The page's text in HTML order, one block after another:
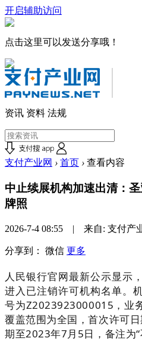
开启辅助访问
点击这里可以发送分享哦！
资讯 资料 法规
支付产业网 › 首页 › 查看内容
中止续展机构加速出清：
牌照
2026-7-4 08:55 | 来自: 支付产
分享到： 微信 更多
人民银行官网最新公示显示
进入已注销许可机构名单。
号为Z2023923000015，业
覆盖范围为全国，首次许可
期至2023年7月5日，备注为“